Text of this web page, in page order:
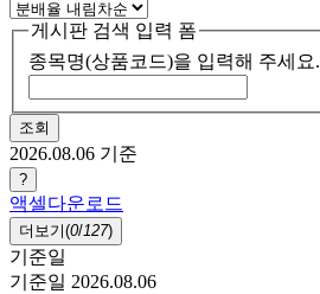
게시판 검색 입력 폼
종목명(상품코드)을 입력해 주세요.
조회
2026.08.06 기준
?
액셀다운로드
더보기(0/127)
기준일
기준일 2026.08.06